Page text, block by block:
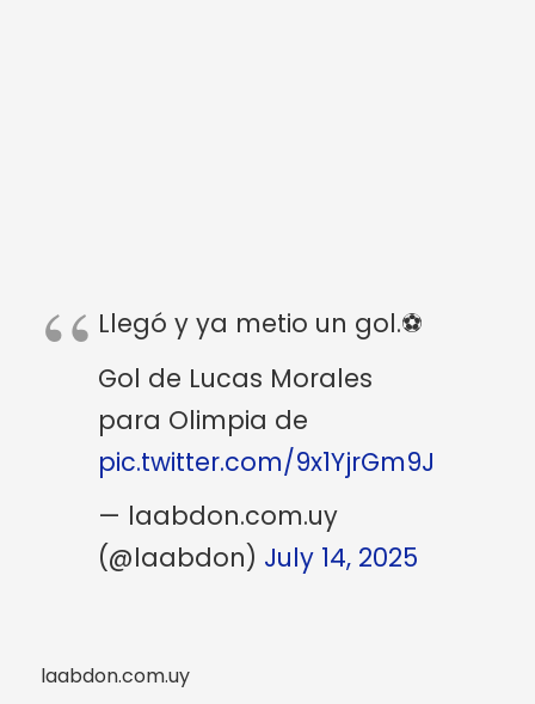
Llegó y ya metio un gol.⚽
Gol de Lucas Morales
para Olimpia de
pic.twitter.com/9x1YjrGm9J
— laabdon.com.uy
(@laabdon) July 14, 2025
laabdon.com.uy